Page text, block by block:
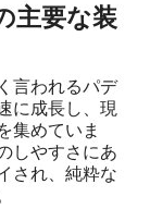
主要な装
言われるパデ
に成長し、現
集めていま
しやすさにあ
され、純粋な